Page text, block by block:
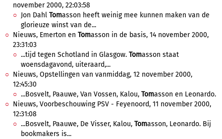
november 2000, 22:03:58
Jon Dahl Tomasson heeft weinig mee kunnen maken van de
glorieuze winst van de...
Nieuws, Emerton en Tomasson in de basis, 14 november 2000,
23:31:03
...tijd tegen Schotland in Glasgow. Tomasson staat
woensdagavond, uiteraard,...
Nieuws, Opstellingen van vanmiddag, 12 november 2000,
12:45:30
...Bosvelt, Paauwe, Van Vossen, Kalou, Tomasson en Leonardo.
Nieuws, Voorbeschouwing PSV - Feyenoord, 11 november 2000,
12:31:08
...Bosvelt, Paauwe, De Visser, Kalou, Tomasson, Leonardo. Bij
bookmakers is...